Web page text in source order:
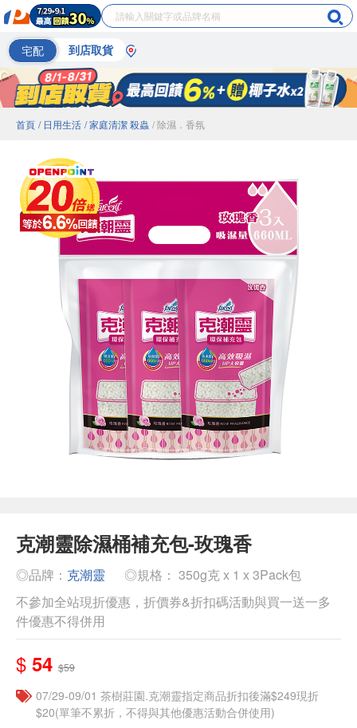
宅配 到店取貨
首頁 / 日用生活 / 家庭清潔 殺蟲 / 除濕．香氛
克潮靈除濕桶補充包-玫瑰香
◎品牌： 克潮靈
◎規格： 350g克 x 1 x 3Pack包
不參加全站現折優惠，折價券&折扣碼活動與買一送一多
件優惠不得併用
$ 54 $59
07/29-09/01 茶樹莊園.克潮靈指定商品折扣後滿$249現折
$20(單筆不累折，不得與其他優惠活動合併使用)